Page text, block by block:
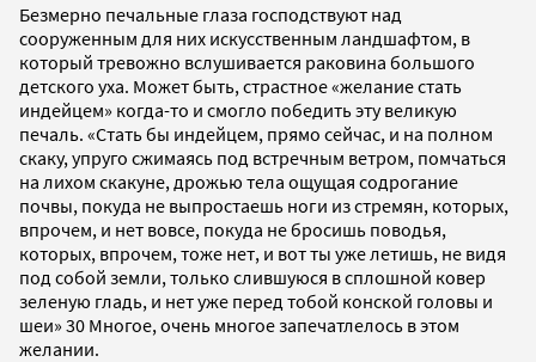
Безмерно печальные глаза господствуют над
сооруженным для них искусственным ландшафтом, в
который тревожно вслушивается раковина большого
детского уха. Может быть, страстное «желание стать
индейцем» когда-то и смогло победить эту великую
печаль. «Стать бы индейцем, прямо сейчас, и на полном
скаку, упруго сжимаясь под встречным ветром, помчаться
на лихом скакуне, дрожью тела ощущая содрогание
почвы, покуда не выпростаешь ноги из стремян, которых,
впрочем, и нет вовсе, покуда не бросишь поводья,
которых, впрочем, тоже нет, и вот ты уже летишь, не видя
под собой земли, только слившуюся в сплошной ковер
зеленую гладь, и нет уже перед тобой конской головы и
шеи» 30 Многое, очень многое запечатлелось в этом
желании.